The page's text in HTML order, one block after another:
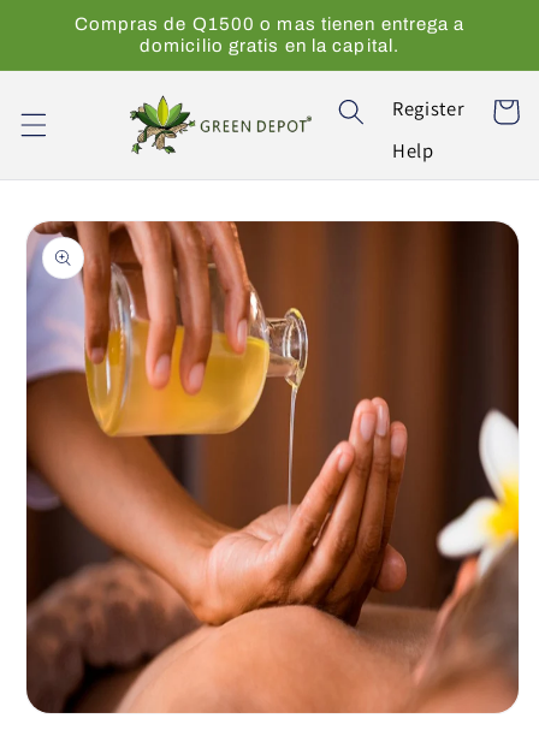
directamente
Compras de Q1500 o mas tienen entrega a
domicilio gratis en la capital.
Register
Help
Carrito
directamente
a la
información
del producto